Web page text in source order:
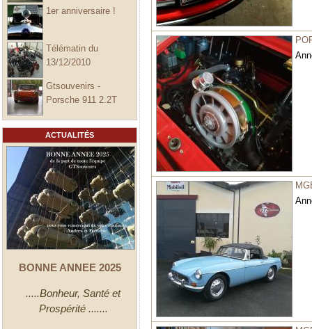
1er anniversaire !
Télématin du
13/12/2010
Gtsouvenirs -
Porsche 911 2.2T
ACTUALITÉS
BONNE ANNEE 2025
.....Bonheur, Santé et
Prospérité .......